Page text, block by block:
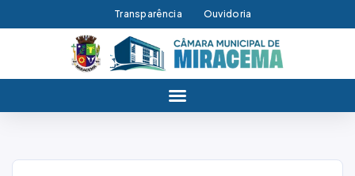
Transparência Ouvidoria